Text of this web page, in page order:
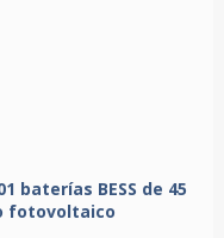
baterías BESS de 45
fotovoltaico